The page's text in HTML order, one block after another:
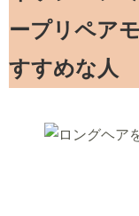
ープリペア
すすめな人